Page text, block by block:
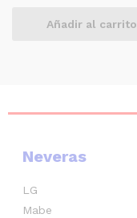
Añadir al carrito
Neveras
LG
Mabe